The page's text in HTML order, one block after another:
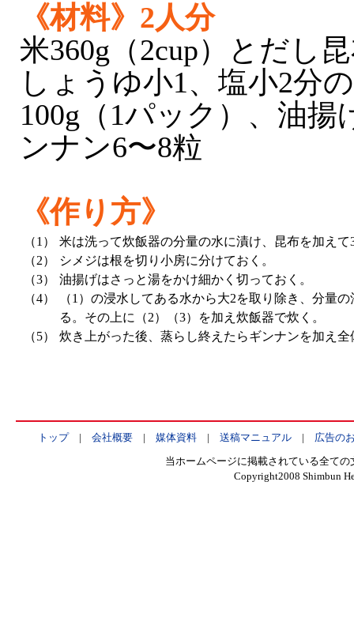
《材料》2人分
米360g（2cup）とだし
しょうゆ小1、塩小2分
100g（1パック）、油揚
ンナン6〜8粒
《作り方》
（1）
米は洗って炊飯器の分量の水に漬け、昆布を加えて
（2）
シメジは根を切り小房に分けておく。
（3）
油揚げはさっと湯をかけ細かく切っておく。
（4）
（1）の浸水してある水から大2を取り除き、分量
る。その上に（2）（3）を加え炊飯器で炊く。
（5）
炊き上がった後、蒸らし終えたらギンナンを加え
トップ| 会社概要| 媒体資料| 送稿マニュアル| 広告の
当ホームページに掲載されている全て
Copyright2008 Shimbun